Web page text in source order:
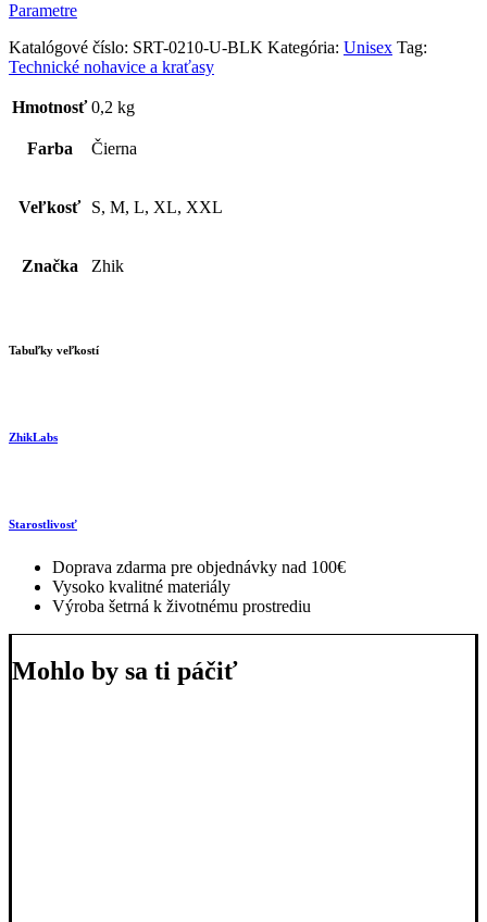
Parametre
Katalógové číslo: SRT-0210-U-BLK Kategória: Unisex Tag:
Technické nohavice a kraťasy
Hmotnosť 0,2 kg
Farba Čierna
Veľkosť S, M, L, XL, XXL
Značka Zhik
Tabuľky veľkostí
ZhikLabs
Starostlivosť
Doprava zdarma pre objednávky nad 100€
Vysoko kvalitné materiály
Výroba šetrná k životnému prostrediu
Mohlo by sa ti páčiť